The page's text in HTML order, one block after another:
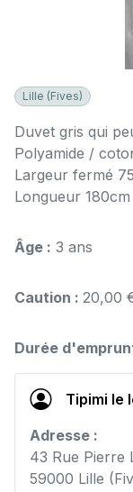
Lille (Fives)
Duvet gris qui
Polyamide /
Largeur fermé
Longueur 180cm
Âge : 3 ans
Caution : 20,00
Durée
Tipimi le
Adresse :
43 Rue Pierre
59000 Lille